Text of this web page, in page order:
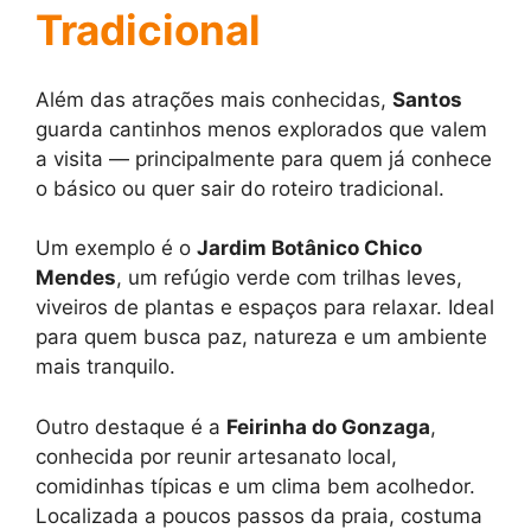
Tradicional
Além das atrações mais conhecidas, Santos
guarda cantinhos menos explorados que valem
a visita — principalmente para quem já conhece
o básico ou quer sair do roteiro tradicional.
Um exemplo é o Jardim Botânico Chico
Mendes, um refúgio verde com trilhas leves,
viveiros de plantas e espaços para relaxar. Ideal
para quem busca paz, natureza e um ambiente
mais tranquilo.
Outro destaque é a Feirinha do Gonzaga,
conhecida por reunir artesanato local,
comidinhas típicas e um clima bem acolhedor.
Localizada a poucos passos da praia, costuma